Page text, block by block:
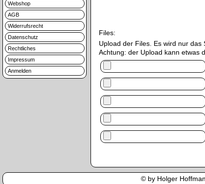
Webshop
AGB
Widerrufsrecht
Datenschutz
Rechtliches
Impressum
Anmelden
Files:
Upload der Files. Es wird nur das
Achtung: der Upload kann etwas
© by Holger